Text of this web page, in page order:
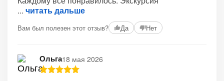
читать дальше
Вам был полезен этот отзыв? Да Нет
Ольга18 мая 2026